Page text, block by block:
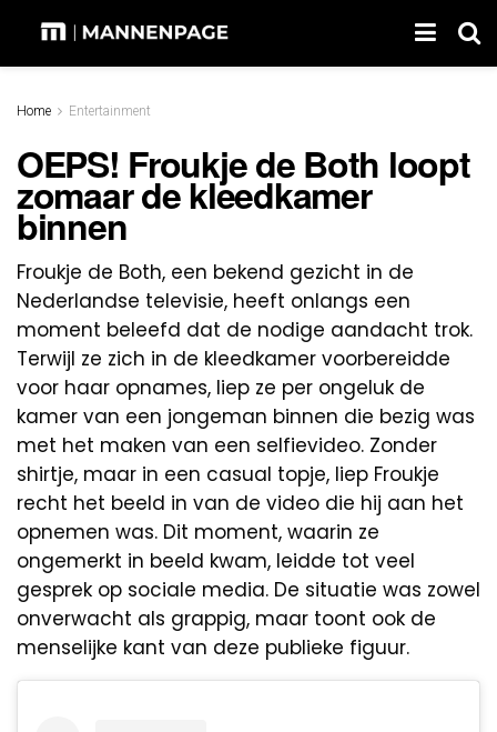
Home Entertainment
OEPS! Froukje de Both loopt
zomaar de kleedkamer
binnen
Froukje de Both, een bekend gezicht in de
Nederlandse televisie, heeft onlangs een
moment beleefd dat de nodige aandacht trok.
Terwijl ze zich in de kleedkamer voorbereidde
voor haar opnames, liep ze per ongeluk de
kamer van een jongeman binnen die bezig was
met het maken van een selfievideo. Zonder
shirtje, maar in een casual topje, liep Froukje
recht het beeld in van de video die hij aan het
opnemen was. Dit moment, waarin ze
ongemerkt in beeld kwam, leidde tot veel
gesprek op sociale media. De situatie was zowel
onverwacht als grappig, maar toont ook de
menselijke kant van deze publieke figuur.